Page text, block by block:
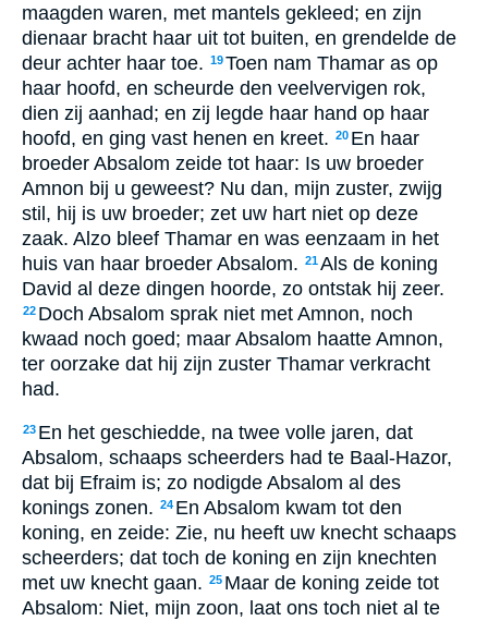
maagden waren, met mantels gekleed; en zijn
dienaar bracht haar uit tot buiten, en grendelde de
deur achter haar toe. 19Toen nam Thamar as op
haar hoofd, en scheurde den veelvervigen rok,
dien zij aanhad; en zij legde haar hand op haar
hoofd, en ging vast henen en kreet. 20 En haar
broeder Absalom zeide tot haar: Is uw broeder
Amnon bij u geweest? Nu dan, mijn zuster, zwijg
stil, hij is uw broeder; zet uw hart niet op deze
zaak. Alzo bleef Thamar en was eenzaam in het
huis van haar broeder Absalom. 21Als de koning
David al deze dingen hoorde, zo ontstak hij zeer.
22 Doch Absalom sprak niet met Amnon, noch
kwaad noch goed; maar Absalom haatte Amnon,
ter oorzake dat hij zijn zuster Thamar verkracht
had.
23 En het geschiedde, na twee volle jaren, dat
Absalom, schaaps scheerders had te Baal-Hazor,
dat bij Efraim is; zo nodigde Absalom al des
konings zonen. 24 En Absalom kwam tot den
koning, en zeide: Zie, nu heeft uw knecht schaaps
scheerders; dat toch de koning en zijn knechten
met uw knecht gaan. 25 Maar de koning zeide tot
Absalom: Niet, mijn zoon, laat ons toch niet al te